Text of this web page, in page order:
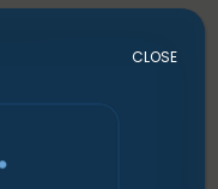
CLOSE